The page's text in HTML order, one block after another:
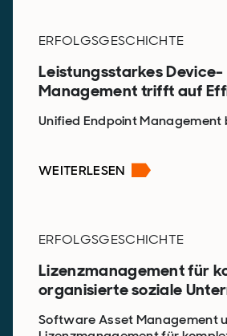
ERFOLGSGESCHICHTE
Leistungsstarkes Device-
Management trifft auf
Unified Endpoint Management
WEITERLESEN
ERFOLGSGESCHICHTE
Lizenzmanagement für
organisierte soziale
Software Asset Management